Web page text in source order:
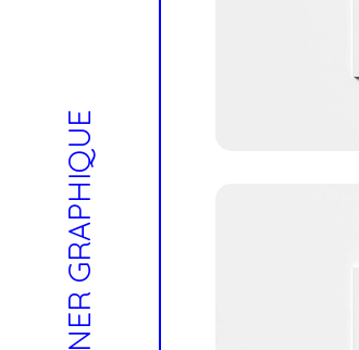
DESIGNER GRAPHIQUE